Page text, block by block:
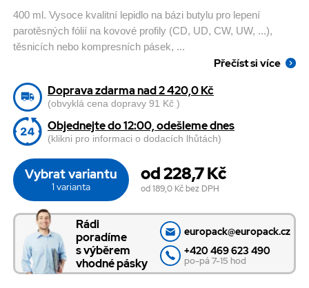
400 ml. Vysoce kvalitní lepidlo na bázi butylu pro lepení
parotěsných fólií na kovové profily (CD, UD, CW, UW, ...),
těsnicích nebo kompresních pásek, ...
Přečíst si více
Doprava zdarma nad 2 420,0 Kč
(obvyklá cena dopravy 91 Kč )
Objednejte do 12:00, odešleme dnes
(klikni pro informaci o dodacích lhůtách)
Vybrat variantu
1 varianta
od 228,7 Kč
od 189,0 Kč bez DPH
Rádi
poradíme
s výběrem
vhodné pásky
europack@europack.cz
+420 469 623 490
po-pá 7-15 hod